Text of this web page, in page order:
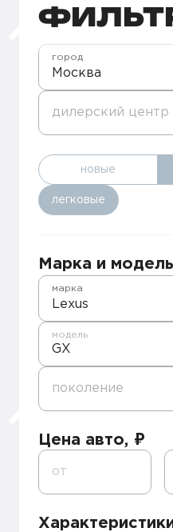
Москва
город
дилерский центр
новые
легковые
Марка и модель
Lexus
марка
GX
модель
поколение
Цена авто, ₽
от